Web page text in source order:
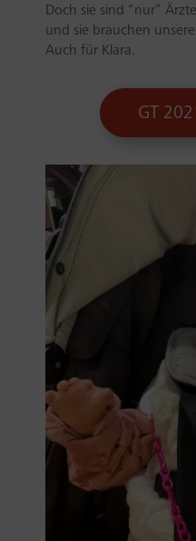
Doch sie sind “nur”
und sie brauchen
Auch für Klara.
GT